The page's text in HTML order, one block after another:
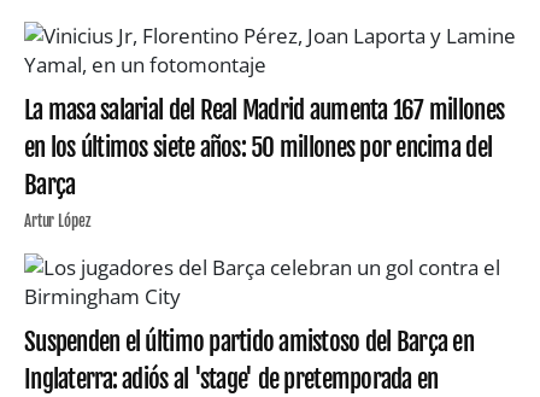
La masa salarial del Real Madrid aumenta 167 millones
en los últimos siete años: 50 millones por encima del
Barça
Artur López
Suspenden el último partido amistoso del Barça en
Inglaterra: adiós al 'stage' de pretemporada en